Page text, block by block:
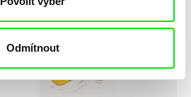
Odmítnout
KO but happy